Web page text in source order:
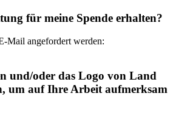
für meine Spende erhalten?
Mail angefordert werden:
und/oder das Logo von Land
um auf Ihre Arbeit aufmerksam